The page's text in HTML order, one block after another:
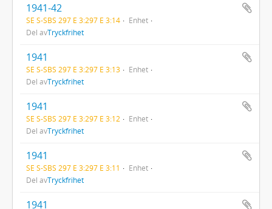
1941-42
SE S-SBS 297 E 3:297 E 3:14
Enhet
Del avTryckfrihet
1941
SE S-SBS 297 E 3:297 E 3:13
Enhet
Del avTryckfrihet
1941
SE S-SBS 297 E 3:297 E 3:12
Enhet
Del avTryckfrihet
1941
SE S-SBS 297 E 3:297 E 3:11
Enhet
Del avTryckfrihet
1941